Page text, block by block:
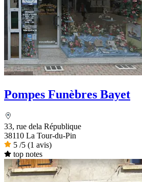
Pompes Funèbres Bayet
33, rue dela République
38110 La Tour-du-Pin
5 /5 (1 avis)
top notes